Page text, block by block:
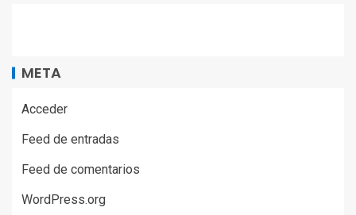
META
Acceder
Feed de entradas
Feed de comentarios
WordPress.org